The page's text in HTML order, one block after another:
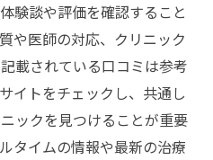
験談や評価を確認すること
や医師の対応、クリニック
載されている口コミは参考
イトをチェックし、共通し
ックを見つけることが重要
タイムの情報や最新の治療